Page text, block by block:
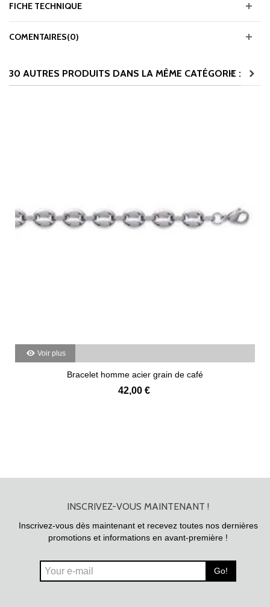
FICHE TECHNIQUE
COMENTAIRES(0)
30 AUTRES PRODUITS DANS LA MÊME CATÉGORIE :
Voir plus
Bracelet homme acier grain de café
42,00 €
INSCRIVEZ-VOUS MAINTENANT !
Inscrivez-vous dès maintenant et recevez toutes nos dernières
promotions et informations en avant-première !
Go!